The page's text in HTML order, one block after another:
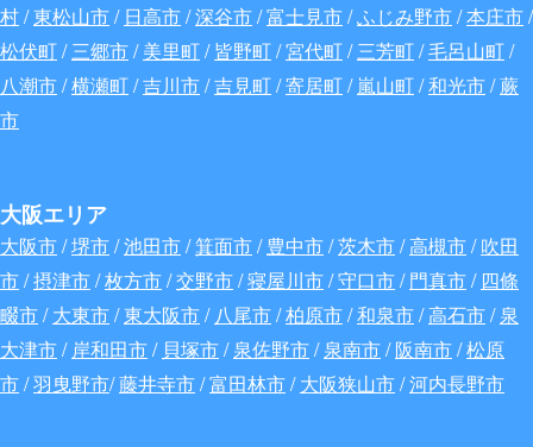
村/東松山市/ 日高市/深谷市/富士見市/ふじみ野市/本庄市/
松伏町/三郷市/美里町/皆野町/宮代町/三芳町/毛呂山町/
八潮市/横瀬町/吉川市/吉見町/寄居町/嵐山町/和光市/蕨
市
大阪エリア
大阪市/堺市/池田市/箕面市/豊中市/茨木市/高槻市/吹田
市/摂津市/枚方市/交野市/寝屋川市/守口市/門真市/ 四條
畷市/大東市/東大阪市/ 八尾市/柏原市/和泉市/高石市/泉
大津市/ 岸和田市/ 貝塚市/泉佐野市/泉南市/阪南市/松原
市/羽曳野市/藤井寺市/富田林市/大阪狭山市/河内長野市